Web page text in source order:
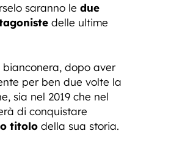
saranno le due
delle ultime
dopo aver
per ben due volte la
sia nel 2019 che nel
di conquistare
titolo della sua storia.